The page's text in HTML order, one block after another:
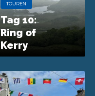
TOUREN
Tag 10:
Ring of
Kerry